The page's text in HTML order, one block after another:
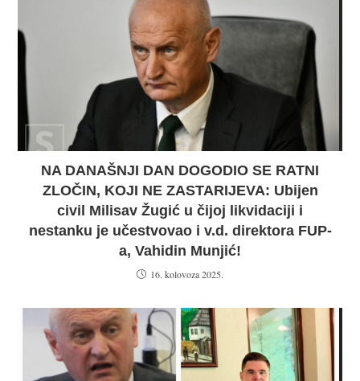
NA DANAŠNJI DAN DOGODIO SE RATNI
ZLOČIN, KOJI NE ZASTARIJEVA: Ubijen
civil Milisav Žugić u čijoj likvidaciji i
nestanku je učestvovao i v.d. direktora FUP-
a, Vahidin Munjić!
16. kolovoza 2025.